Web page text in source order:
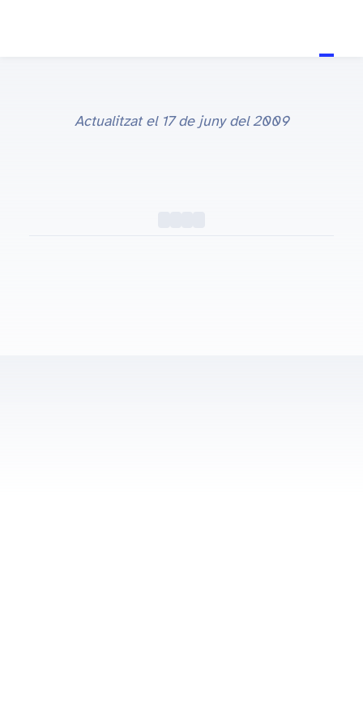
Actualitzat el 17 de juny del 2009